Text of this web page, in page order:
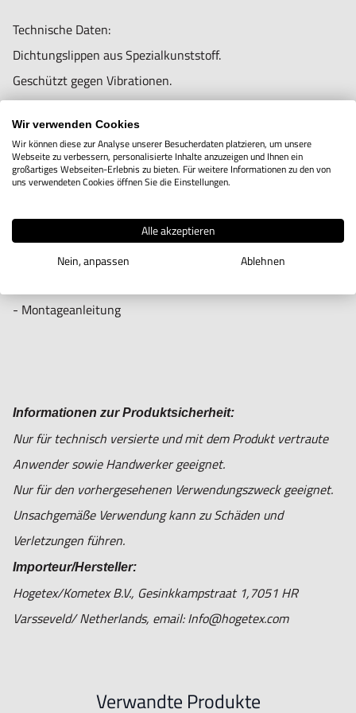
Technische Daten:
Dichtungslippen aus Spezialkunststoff.
Geschützt gegen Vibrationen.
Kabel mit Stahlummantelung geschützt.
Hohe Genauigkeit.
Lieferung umfasst:
- Halterung für Lesekopf
- Montageanleitung
Informationen zur Produktsicherheit:
Nur für technisch versierte und mit dem Produkt vertraute
Anwender sowie Handwerker geeignet.
Nur für den vorhergesehenen Verwendungszweck geeignet.
Unsachgemäße Verwendung kann zu Schäden und
Verletzungen führen.
Importeur/Hersteller:
Hogetex/Kometex B.V., Gesinkkampstraat 1,7051 HR
Varsseveld/ Netherlands, email: Info@hogetex.com
Verwandte Produkte
Wir verwenden Cookies
Wir können diese zur Analyse unserer Besucherdaten platzieren, um unsere
Webseite zu verbessern, personalisierte Inhalte anzuzeigen und Ihnen ein
großartiges Webseiten-Erlebnis zu bieten. Für weitere Informationen zu den von
uns verwendeten Cookies öffnen Sie die Einstellungen.
Alle akzeptieren
Nein, anpassen
Ablehnen